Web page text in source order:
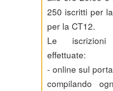
250 iscritti per
per la CT12.
Le iscrizioni
effettuate:
- online sul
compilando